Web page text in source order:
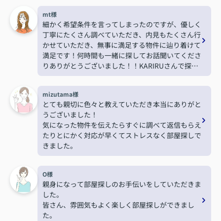
mt様
細かく希望条件を言ってしまったのですが、優しく
丁寧にたくさん調べていただき、内見もたくさん行
かせていただき、無事に満足する物件に辿り着けて
満足です！何時間も一緒に探してお話聞いてくださ
りありがとうございました！！KARIRUさんで探し
て本当に良かったです！また機会がありましたらお
願いします！
mizutama様
とても親切に色々と教えていただき本当にありがと
うございました！
気になった物件を伝えたらすぐに調べて返信もらえ
たりとにかく対応が早くてストレスなく部屋探しで
きました。
O様
親身になって部屋探しのお手伝いをしていただきま
した。
皆さん、雰囲気もよく楽しく部屋探しができまし
た。